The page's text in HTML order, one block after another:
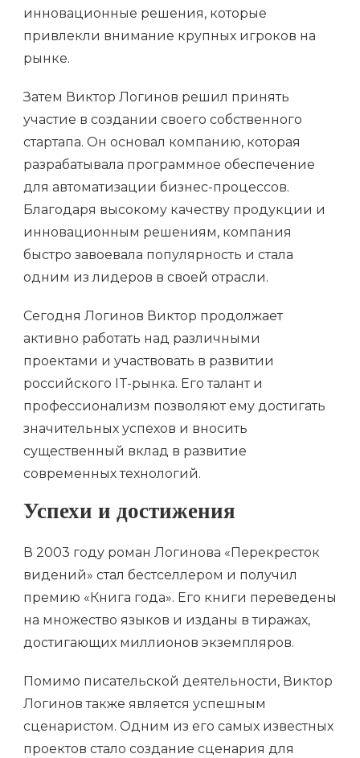
инновационные решения, которые
привлекли внимание крупных игроков на
рынке.
Затем Виктор Логинов решил принять
участие в создании своего собственного
стартапа. Он основал компанию, которая
разрабатывала программное обеспечение
для автоматизации бизнес-процессов.
Благодаря высокому качеству продукции и
инновационным решениям, компания
быстро завоевала популярность и стала
одним из лидеров в своей отрасли.
Сегодня Логинов Виктор продолжает
активно работать над различными
проектами и участвовать в развитии
российского IT-рынка. Его талант и
профессионализм позволяют ему достигать
значительных успехов и вносить
существенный вклад в развитие
современных технологий.
Успехи и достижения
В 2003 году роман Логинова «Перекресток
видений» стал бестселлером и получил
премию «Книга года». Его книги переведены
на множество языков и изданы в тиражах,
достигающих миллионов экземпляров.
Помимо писательской деятельности, Виктор
Логинов также является успешным
сценаристом. Одним из его самых известных
проектов стало создание сценария для